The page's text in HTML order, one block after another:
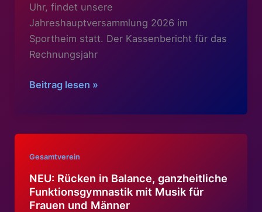
Uhr, findet unsere
Jahreshauptversammlung 2026 im
Sportheim statt. Der Kassenbericht für das
Rechnungsjahr
Einberufung
Beitrag lesen »
Gesamtverein
NEU: Rücken in Balance, ganzheitliche
Funktionsgymnastik mit Musik für
Frauen und Männer